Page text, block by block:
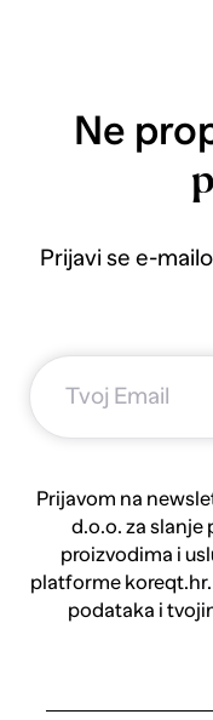
Ne
Prijavi se e-
Prijavom na
d.o.o. za
proizvodima i
platforme
podataka i